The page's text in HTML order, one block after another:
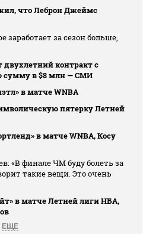
что Леброн Джеймс
заработает за сезон больше,
контракт с
сумму в $8 млн — СМИ
в матче WNBA
пятерку Летней
в матче WNBA, Косу
«В финале ЧМ буду болеть за
такие вещи. Это очень
в матче Летней лиги НБА,
ЕЩЕ